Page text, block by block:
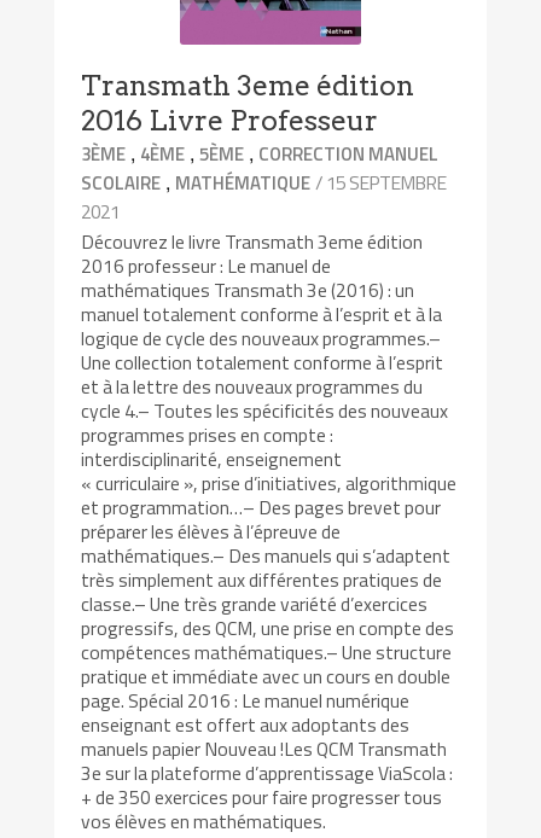
Transmath 3eme édition
2016 Livre Professeur
3ÈME , 4ÈME ,5ÈME , CORRECTION MANUEL
SCOLAIRE , MATHÉMATIQUE/ 15 SEPTEMBRE
2021
Découvrez le livre Transmath 3eme édition
2016 professeur : Le manuel de
mathématiques Transmath 3e (2016) : un
manuel totalement conforme à l’esprit et à la
logique de cycle des nouveaux programmes.–
Une collection totalement conforme à l’esprit
et à la lettre des nouveaux programmes du
cycle 4.– Toutes les spécificités des nouveaux
programmes prises en compte :
interdisciplinarité, enseignement
« curriculaire », prise d’initiatives, algorithmique
et programmation…– Des pages brevet pour
préparer les élèves à l’épreuve de
mathématiques.– Des manuels qui s’adaptent
très simplement aux différentes pratiques de
classe.– Une très grande variété d’exercices
progressifs, des QCM, une prise en compte des
compétences mathématiques.– Une structure
pratique et immédiate avec un cours en double
page. Spécial 2016 : Le manuel numérique
enseignant est offert aux adoptants des
manuels papier Nouveau !Les QCM Transmath
3e sur la plateforme d’apprentissage ViaScola :
+ de 350 exercices pour faire progresser tous
vos élèves en mathématiques.